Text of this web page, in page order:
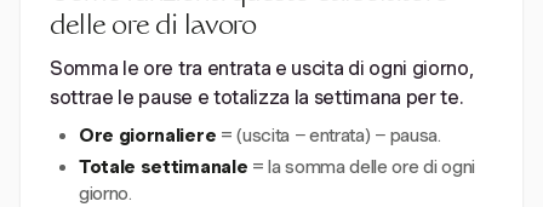
delle ore di lavoro
Somma le ore tra entrata e uscita di ogni giorno,
sottrae le pause e totalizza la settimana per te.
Ore giornaliere = (uscita − entrata) − pausa.
Totale settimanale = la somma delle ore di ogni
giorno.